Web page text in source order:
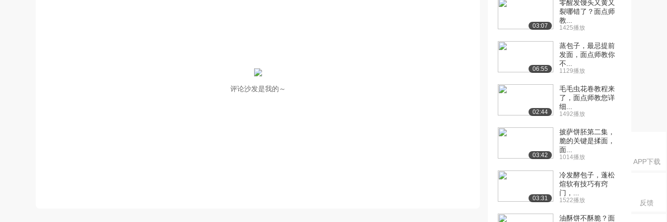
APP下载
反馈
评论沙发是我的～
03:07
零醒发馒头又黄又
裂哪错了？面点师
教...
1425播放
06:55
蒸包子，最忌提前
发面，面点师教你
不...
1129播放
02:44
毛毛虫花卷教程来
了，面点师教您详
细...
1492播放
03:42
披萨饼胚第二集，
脆的关键是揉面，
面...
1014播放
03:31
冷发酵包子，蓬松
煊软有技巧有窍
门，...
1522播放
油酥饼不酥脆？面